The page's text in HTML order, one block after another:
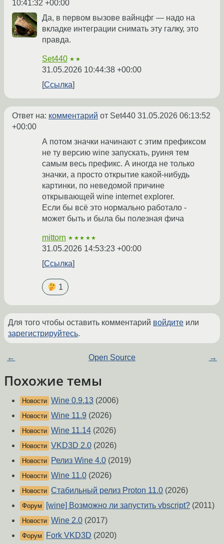
10:41:32 +00:00
Да, в первом вызове вайнцфг — надо на
вкладке интеграции снимать эту галку, это
правда.
Set440 ★★
31.05.2026 10:44:38 +00:00
Ссылка
Ответ на: комментарий от Set440 31.05.2026 06:13:52
+00:00
А потом значки начинают с этим префиксом
не ту версию wine запускать, руиня тем
самым весь префикс. А иногда не только
значки, а просто открытие какой-нибудь
картинки, по неведомой причине
открывающей wine internet explorer.
Если бы всё это нормально работало -
может быть и была бы полезная фича
mittorn ★★★★★
31.05.2026 14:53:23 +00:00
Ссылка
1
Для того чтобы оставить комментарий войдите или
зарегистрируйтесь.
← Open Source →
Похожие темы
Новости Wine 0.9.13 (2006)
Новости Wine 11.9 (2026)
Новости Wine 11.14 (2026)
Новости VKD3D 2.0 (2026)
Новости Релиз Wine 4.0 (2019)
Новости Wine 11.0 (2026)
Новости Стабильный релиз Proton 11.0 (2026)
Форум [wine] Возможно ли запустить vbscript? (2011)
Новости Wine 2.0 (2017)
Форум Fork VKD3D (2020)